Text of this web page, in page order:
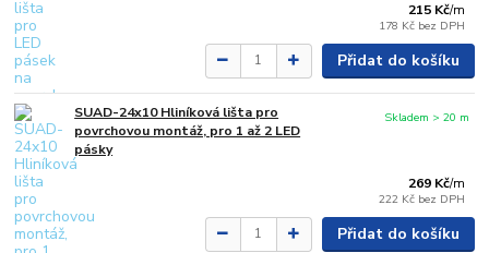
215 Kč/m
178 Kč bez DPH
Přidat do košíku
SUAD-24x10 Hliníková lišta pro
povrchovou montáž, pro 1 až 2 LED
pásky
269 Kč/m
222 Kč bez DPH
Skladem > 20 m
Přidat do košíku